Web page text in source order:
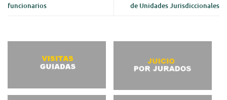
funcionarios
de Unidades Jurisdiccionales